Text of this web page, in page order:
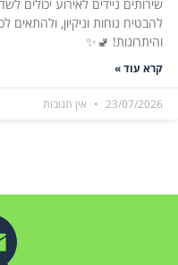
שירותים ניידים לאירוע יכולים
להבטיח נוחות וניקיון, ולהתאים
והיתרונות! 🚽✨
קרא עוד »
23/07/2026 אין תגובות